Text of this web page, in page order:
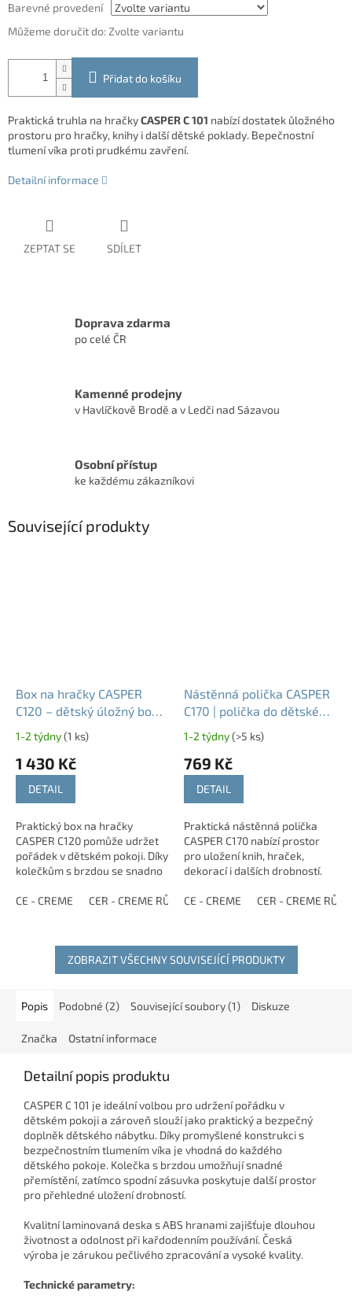
Barevné provedení
Můžeme doručit do: Zvolte variantu
Přidat do košíku
Praktická truhla na hračkyCASPER C 101 nabízí dostatek ůložného
prostoru pro hračky, knihy i další dětské poklady. Bepečnostní
tlumení víka proti prudkému zavření.
Detailní informace
ZEPTAT SE SDÍLET
Doprava zdarma
po celé ČR
Kamenné prodejny
v Havlíčkově Brodě a v Ledči nad Sázavou
Osobní přístup
ke každému zákazníkovi
Související produkty
Box na hračky CASPER
C120 – dětský úložný box
1-2 týdny(1 ks)
1 430 Kč
DETAIL
Praktický box na hračky
CASPER C120 pomůže udržet
pořádek v dětském pokoji. Díky
kolečkům s brzdou se snadno
mohou samostatně ukládat
CE - CREME CER - CREME RŮŽOVÁ CEZ - CREME ZELENÁ
Nástěnná polička CASPER
C170 | polička do dětského
1-2 týdny(>5 ks)
769 Kč
DETAIL
Praktická nástěnná polička
CASPER C170 nabízí prostor
pro uložení knih, hraček,
dekorací i dalších drobností.
sladí s ostatním nábytkem z
CE - CREME CER - CREME
ZOBRAZIT VŠECHNY SOUVISEJÍCÍ PRODUKTY
Popis Podobné (2) Související soubory (1) Diskuze
Značka Ostatní informace
Detailní popis produktu
CASPER C 101 je ideální volbou pro udržení pořádku v
dětském pokoji a zároveň slouží jako praktický a bezpečný
doplněk dětského nábytku. Díky promyšlené konstrukci s
bezpečnostním tlumením víka je vhodná do každého
dětského pokoje. Kolečka s brzdou umožňují snadné
přemístění, zatímco spodní zásuvka poskytuje další prostor
pro přehledné uložení drobností.
Kvalitní laminovaná deska s ABS hranami zajišťuje dlouhou
životnost a odolnost při kařdodenním používání. Česká
výroba je zárukou pečlivého zpracování a vysoké kvality.
Technické parametry: